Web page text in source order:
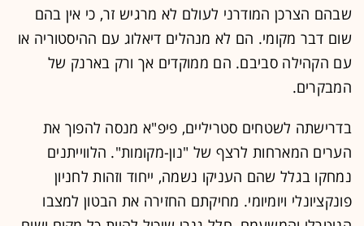
שבהם הצרכן המודרני לעולם לא מרגיש זר, כי אין בהם
שום דבר מקומי. הם לא מנהלים דיאלוג עם ההיסטוריה או
עם הקהילה סביבם. הם ממוקדים אך ורק בארנק של
המבקרים.
בדרישתה לשטחים סטריליים, פיפ"א מנסה להפוך את
הערים המארחות לרצף של "נון-מקומות". הלווייתנים
נמחקו בגלל שהם העניקו נשמה, ייחוד וזהות לחניון
פונקציונלי ויומיומי. מחיקתם החזירה את הבטון למצבו